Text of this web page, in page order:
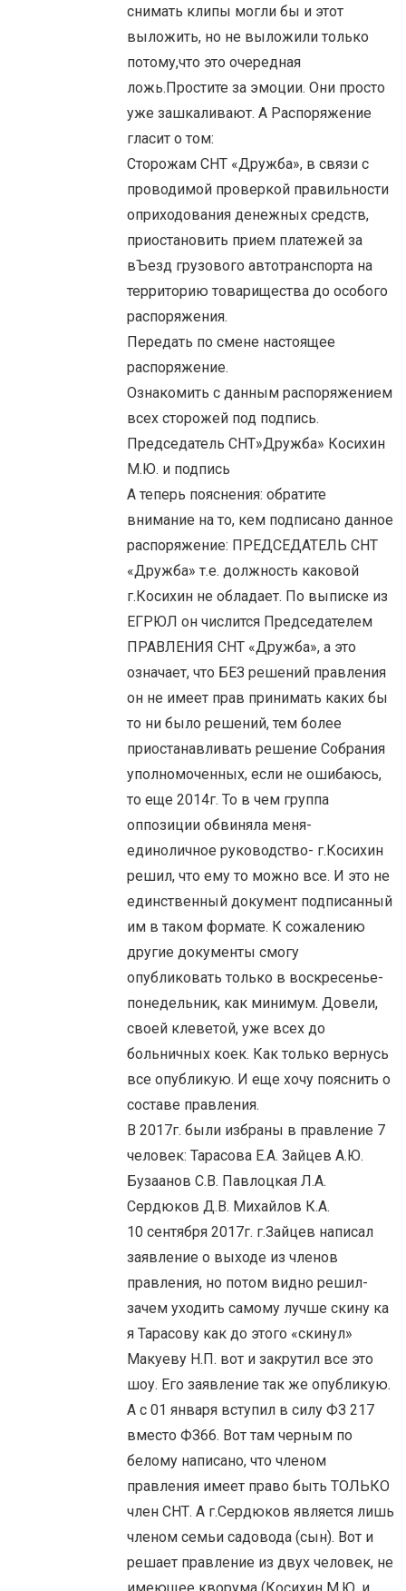
снимать клипы могли бы и этот
выложить, но не выложили только
потому,что это очередная
ложь.Простите за эмоции. Они просто
уже зашкаливают. А Распоряжение
гласит о том:
Сторожам СНТ «Дружба», в связи с
проводимой проверкой правильности
оприходования денежных средств,
приостановить прием платежей за
вЪезд грузового автотранспорта на
территорию товарищества до особого
распоряжения.
Передать по смене настоящее
распоряжение.
Ознакомить с данным распоряжением
всех сторожей под подпись.
Председатель СНТ»Дружба» Косихин
М.Ю. и подпись
А теперь пояснения: обратите
внимание на то, кем подписано данное
распоряжение: ПРЕДСЕДАТЕЛЬ СНТ
«Дружба» т.е. должность каковой
г.Косихин не обладает. По выписке из
ЕГРЮЛ он числится Председателем
ПРАВЛЕНИЯ СНТ «Дружба», а это
означает, что БЕЗ решений правления
он не имеет прав принимать каких бы
то ни было решений, тем более
приостанавливать решение Собрания
уполномоченных, если не ошибаюсь,
то еще 2014г. То в чем группа
оппозиции обвиняла меня-
единоличное руководство- г.Косихин
решил, что ему то можно все. И это не
единственный документ подписанный
им в таком формате. К сожалению
другие документы смогу
опубликовать только в воскресенье-
понедельник, как минимум. Довели,
своей клеветой, уже всех до
больничных коек. Как только вернусь
все опубликую. И еще хочу пояснить о
составе правления.
В 2017г. были избраны в правление 7
человек: Тарасова Е.А. Зайцев А.Ю.
Бузаанов С.В. Павлоцкая Л.А.
Сердюков Д.В. Михайлов К.А.
10 сентября 2017г. г.Зайцев написал
заявление о выходе из членов
правления, но потом видно решил-
зачем уходить самому лучше скину ка
я Тарасову как до этого «скинул»
Макуеву Н.П. вот и закрутил все это
шоу. Его заявление так же опубликую.
А с 01 января вступил в силу ФЗ 217
вместо ФЗ66. Вот там черным по
белому написано, что членом
правления имеет право быть ТОЛЬКО
член СНТ. А г.Сердюков является лишь
членом семьи садовода (сын). Вот и
решает правление из двух человек, не
имеющее кворума (Косихин М.Ю. и